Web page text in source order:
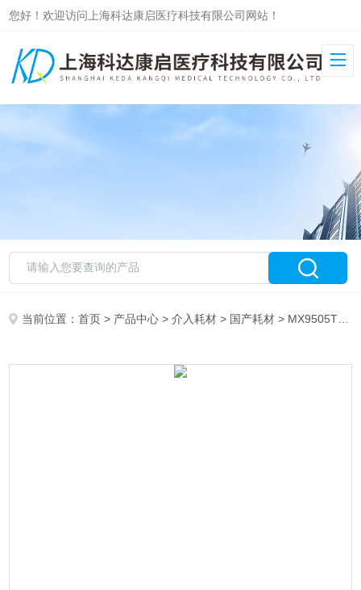
您好！欢迎访问上海科达康启医疗科技有限公司网站！
当前位置：首页 > 产品中心 >介入耗材 > 国产耗材 > MX9505T史密斯压力传感器及其附件